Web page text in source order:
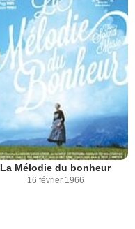
La Mélodie du bonheur
16 février 1966